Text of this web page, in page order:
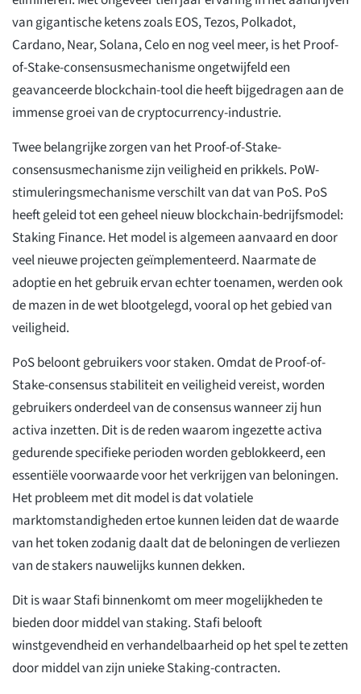
van gigantische ketens zoals EOS, Tezos, Polkadot,
Cardano, Near, Solana, Celo en nog veel meer, is het Proof-
of-Stake-consensusmechanisme ongetwijfeld een
geavanceerde blockchain-tool die heeft bijgedragen aan de
immense groei van de cryptocurrency-industrie.
Twee belangrijke zorgen van het Proof-of-Stake-
consensusmechanisme zijn veiligheid en prikkels. PoW-
stimuleringsmechanisme verschilt van dat van PoS. PoS
heeft geleid tot een geheel nieuw blockchain-bedrijfsmodel:
Staking Finance. Het model is algemeen aanvaard en door
veel nieuwe projecten geïmplementeerd. Naarmate de
adoptie en het gebruik ervan echter toenamen, werden ook
de mazen in de wet blootgelegd, vooral op het gebied van
veiligheid.
PoS beloont gebruikers voor staken. Omdat de Proof-of-
Stake-consensus stabiliteit en veiligheid vereist, worden
gebruikers onderdeel van de consensus wanneer zij hun
activa inzetten. Dit is de reden waarom ingezette activa
gedurende specifieke perioden worden geblokkeerd, een
essentiële voorwaarde voor het verkrijgen van beloningen.
Het probleem met dit model is dat volatiele
marktomstandigheden ertoe kunnen leiden dat de waarde
van het token zodanig daalt dat de beloningen de verliezen
van de stakers nauwelijks kunnen dekken.
Dit is waar Stafi binnenkomt om meer mogelijkheden te
bieden door middel van staking. Stafi belooft
winstgevendheid en verhandelbaarheid op het spel te zetten
door middel van zijn unieke Staking-contracten.